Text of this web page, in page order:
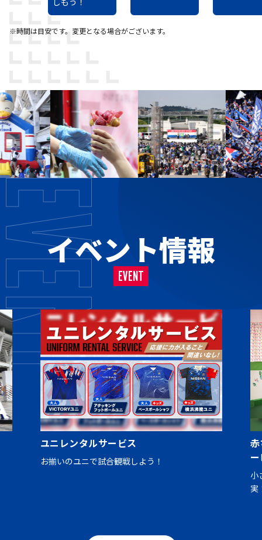
※時間は目安です。変更となる場合がございます。
イベント情報
EVENT
ユニレンタルサービス
お揃いのユニで試合観戦しよう！
小
実